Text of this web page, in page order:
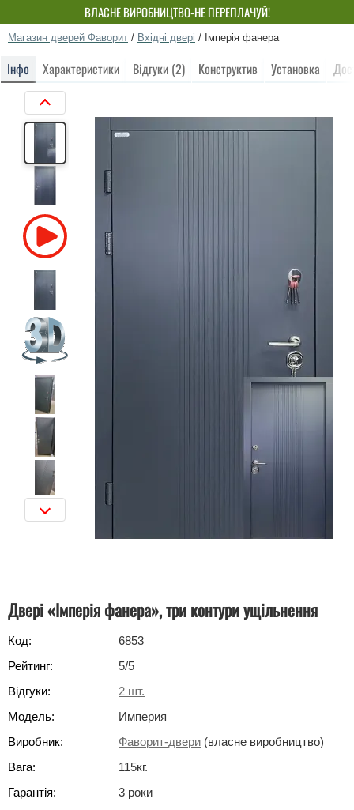
ВЛАСНЕ ВИРОБНИЦТВО-НЕ ПЕРЕПЛАЧУЙ!
Магазин дверей Фаворит / Вхідні двері / Імперія фанера
Інфо Характеристики Відгуки (2) Конструктив Установка
Двері «Імперія фанера», три контури ущільнення
Код:
6853
Рейтинг:
5/5
Відгуки:
2 шт.
Модель:
Империя
Виробник:
Фаворит-двери (власне виробництво)
Вага:
115кг.
Гарантія:
3 роки